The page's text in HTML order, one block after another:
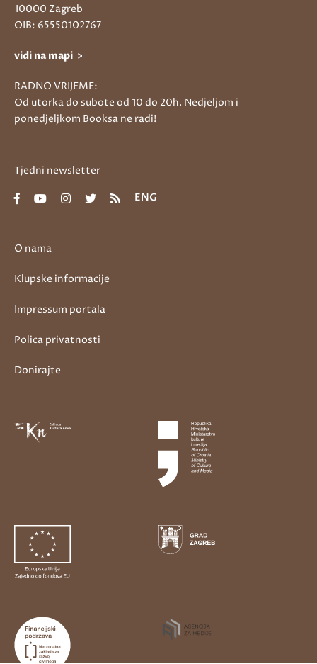
O nama
Klupske informacije
Impressum portala
Polica privatnosti
Donirajte
10000 Zagreb
OIB: 65550102767
vidi na mapi >
RADNO VRIJEME:
Od utorka do subote od 10 do 20h. Nedjeljom i
ponedjeljkom Booksa ne radi!
Tjedni newsletter
ENG